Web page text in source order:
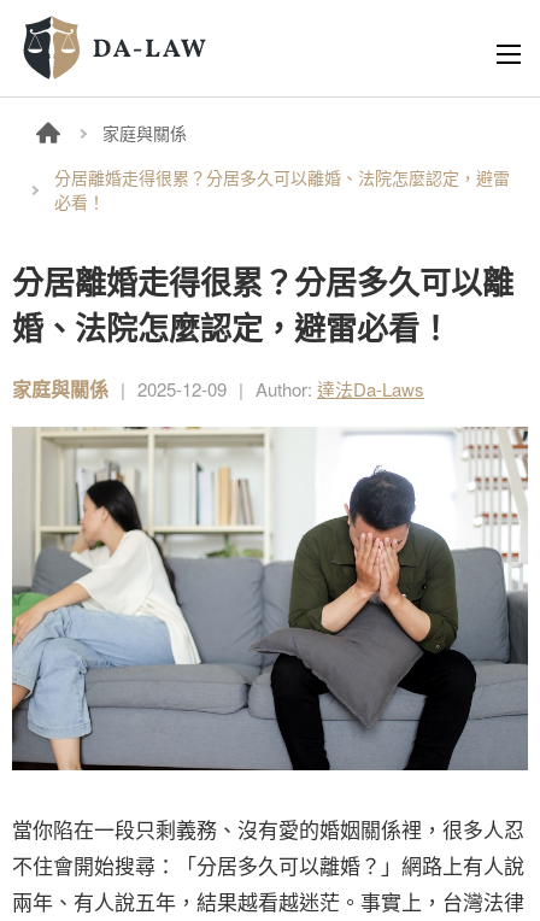
家庭與關係
分居離婚走得很累？分居多久可以離婚、法院怎麼認定，避雷
必看！
分居離婚走得很累？分居多久可以離
婚、法院怎麼認定，避雷必看！
家庭與關係 | 2025-12-09 | Author: 達法Da-Laws
當你陷在一段只剩義務、沒有愛的婚姻關係裡，很多人忍
不住會開始搜尋：「分居多久可以離婚？」網路上有人說
兩年、有人說五年，結果越看越迷茫。事實上，台灣法律